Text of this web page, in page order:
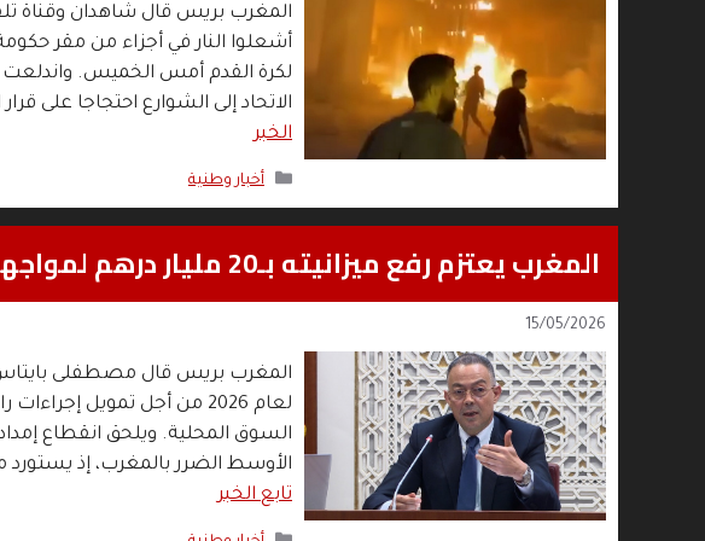
المغرب بريس قال شاهدان وقناة
أشعلوا النار في أجزاء من مقر
لكرة القدم أمس الخميس.
الاتحاد إلى الشوارع احتجاجا على
الخبر
التصنيفات
أخبار وطنية
المغرب يعتزم رفع ميزانيته بـ20 مليار درهم لمواجهة تداعيات الحرب
15/05/2026
لعام 2026 من أجل تمويل
السوق المحلية. ويلحق ​انقطاع
⁠الأوسط الضرر بالمغرب، إذ يستورد
تابع الخبر